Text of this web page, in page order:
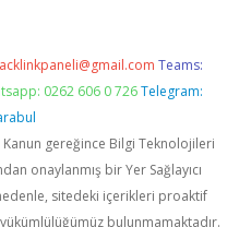
Teams:
0262 606 0 726 Telegram:
Kanun gereğince Bilgi Teknolojileri
onaylanmış bir Yer Sağlayıcı
sitedeki içerikleri proaktif
bulunmamaktadır.